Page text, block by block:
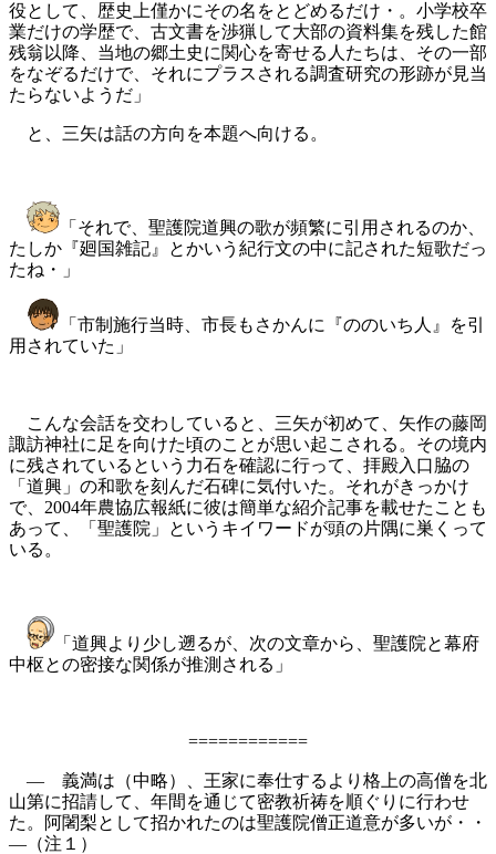
役として、歴史上僅かにその名をとどめるだけ・。小学校卒
業だけの学歴で、古文書を渉猟して大部の資料集を残した館
残翁以降、当地の郷土史に関心を寄せる人たちは、その一部
をなぞるだけで、それにプラスされる調査研究の形跡が見当
たらないようだ」
と、三矢は話の方向を本題へ向ける。
「それで、聖護院道興の歌が頻繁に引用されるのか、
たしか『廻国雑記』とかいう紀行文の中に記された短歌だっ
たね・」
「市制施行当時、市長もさかんに『ののいち人』を引
用されていた」
こんな会話を交わしていると、三矢が初めて、矢作の藤岡
諏訪神社に足を向けた頃のことが思い起こされる。その境内
に残されているという力石を確認に行って、拝殿入口脇の
「道興」の和歌を刻んだ石碑に気付いた。それがきっかけ
で、2004年農協広報紙に彼は簡単な紹介記事を載せたことも
あって、「聖護院」というキイワードが頭の片隅に巣くって
いる。
「道興より少し遡るが、次の文章から、聖護院と幕府
中枢との密接な関係が推測される」
============
― 義満は（中略）、王家に奉仕するより格上の高僧を北
山第に招請して、年間を通じて密教祈祷を順ぐりに行わせ
た。阿闍梨として招かれたのは聖護院僧正道意が多いが・・
―（注１）